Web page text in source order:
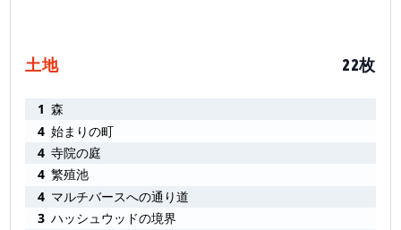
土地 22枚
1 森
4 始まりの町
4 寺院の庭
4 繁殖池
4 マルチバースへの通り道
3 ハッシュウッドの境界